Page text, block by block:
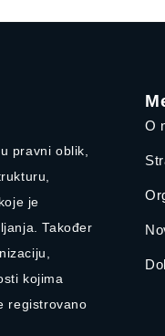
pravni oblik,
je
Također
kojima
registrovano
O